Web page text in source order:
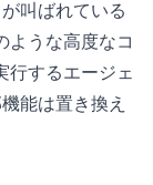
叫ばれている
ような高度なコ
行するエージェ
能は置き換え